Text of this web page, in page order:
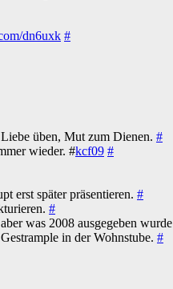
dn6uxk #
üben, Mut zum Dienen. #
wieder. #kcf09 #
erst später präsentieren. #
#
was 2008 ausgegeben wurde
in der Wohnstube. #